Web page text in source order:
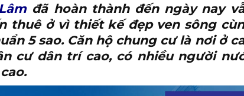
đã hoàn thành đến ngày nay
thuê ở vì thiết kế đẹp ven sông
5 sao. Căn hộ chung cư là nơi ở
cư dân trí cao, có nhiều người